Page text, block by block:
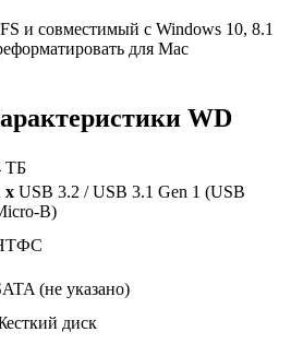
и совместимый с Windows 10, 8.1
для Mac
WD
ТБ
x USB 3.2 / USB 3.1 Gen 1 (USB
B)
(не указано)
диск